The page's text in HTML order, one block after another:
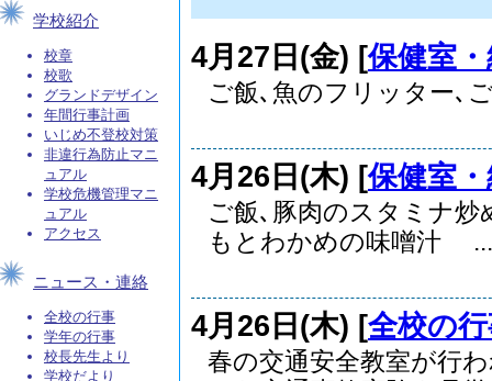
学校紹介
校章
校歌
グランドデザイン
年間行事計画
いじめ不登校対策
非違行為防止マニ
ュアル
学校危機管理マニ
ュアル
アクセス
ニュース・連絡
全校の行事
学年の行事
校長先生より
学校だより
4月27日(金) [保健室
ご飯､魚のフリッター
4月26日(木) [保健室
ご飯､豚肉のスタミナ
もとわかめの味噌汁 ...
4月26日(木) [全校の
春の交通安全教室が行